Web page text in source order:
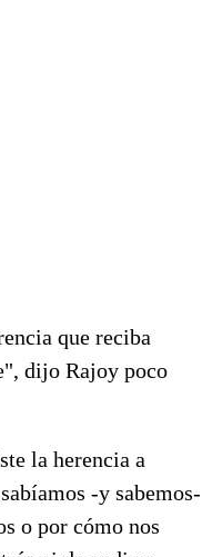
que reciba
dijo Rajoy poco
la herencia a
-y sabemos-
o por cómo nos